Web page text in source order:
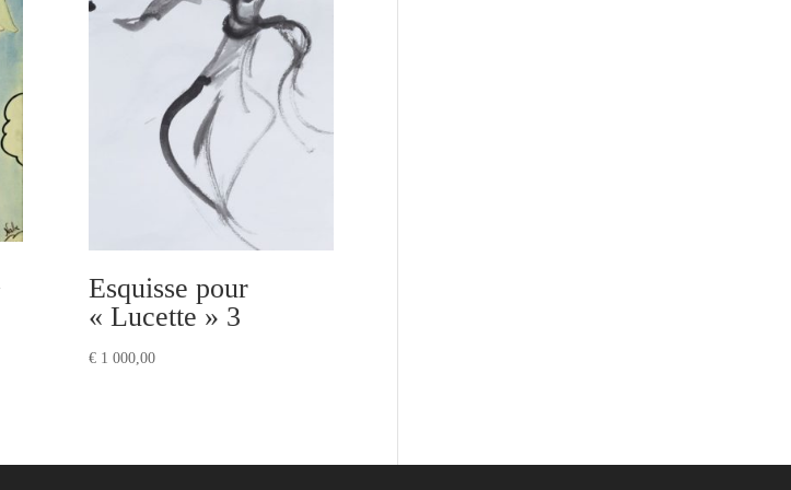
Esquisse pour
« Lucette » 3
€1 000,00